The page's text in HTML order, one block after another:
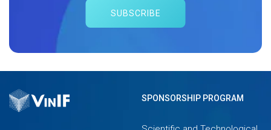
SUBSCRIBE
SPONSORSHIP PROGRAM